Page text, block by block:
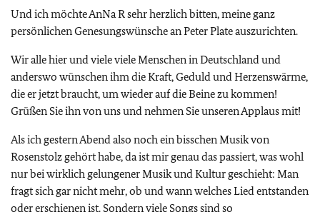
Und ich möchte AnNa R sehr herzlich bitten, meine ganz
persönlichen Genesungswünsche an Peter Plate auszurichten.
Wir alle hier und viele viele Menschen in Deutschland und
anderswo wünschen ihm die Kraft, Geduld und Herzenswärme,
die er jetzt braucht, um wieder auf die Beine zu kommen!
Grüßen Sie ihn von uns und nehmen Sie unseren Applaus mit!
Als ich gestern Abend also noch ein bisschen Musik von
Rosenstolz gehört habe, da ist mir genau das passiert, was wohl
nur bei wirklich gelungener Musik und Kultur geschieht: Man
fragt sich gar nicht mehr, ob und wann welches Lied entstanden
oder erschienen ist. Sondern viele Songs sind so